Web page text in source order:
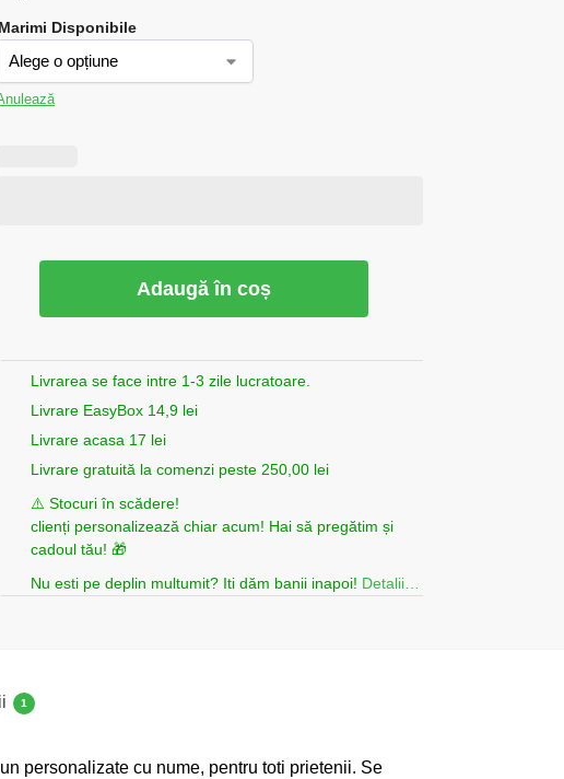
Marimi Disponibile
Adaugă în coș
Livrarea se face intre 1-3 zile lucratoare.
Livrare EasyBox 14,9 lei
Livrare acasa 17 lei
Livrare gratuită la comenzi peste 250,00 lei
⚠️ Stocuri în scădere!
clienți personalizează chiar acum! Hai să pregătim și
cadoul tău! 🎁
Nu esti pe deplin multumit? Iti dăm banii inapoi! Detalii…
1
personalizate cu nume, pentru toti prietenii. Se